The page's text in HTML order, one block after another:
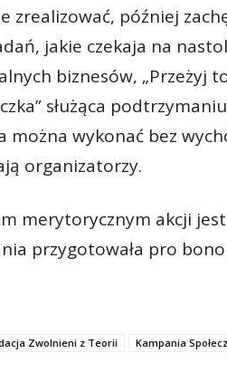
zrealizować, później
jakie czekaja na
biznesów, „Przeżyj
służąca
można wykonać bez
organizatorzy.
merytorycznym akcji
przygotowała pro
Zwolnieni z Teorii Kampania